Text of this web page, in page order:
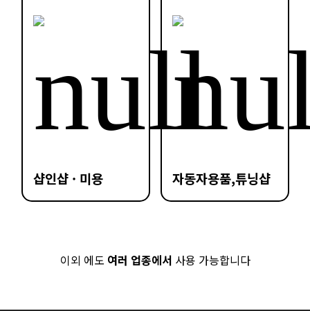
샵인샵 · 미용 자동자용품,튜닝샵
이외 에도 여러 업종에서 사용 가능합니다